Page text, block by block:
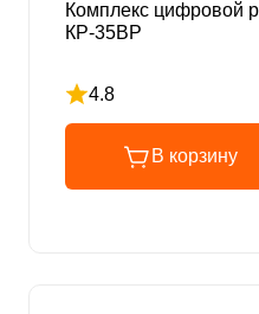
Комплекс цифровой
КР-35ВР
4.8
Рейтинг 4.8 из 5
В корзину